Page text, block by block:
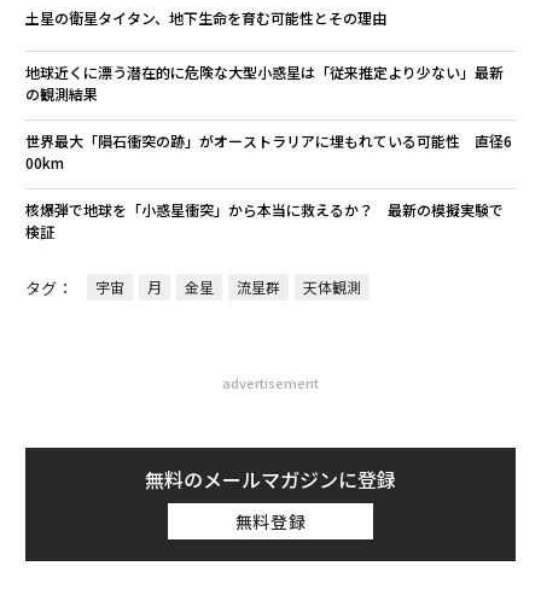
土星の衛星タイタン、地下生命を育む可能性とその理由
地球近くに漂う潜在的に危険な大型小惑星は「従来推定より少ない」最新
の観測結果
世界最大「隕石衝突の跡」がオーストラリアに埋もれている可能性 直径6
00km
核爆弾で地球を「小惑星衝突」から本当に救えるか？ 最新の模擬実験で
検証
タグ： 宇宙 月 金星 流星群 天体観測
advertisement
無料のメールマガジンに登録
無料登録